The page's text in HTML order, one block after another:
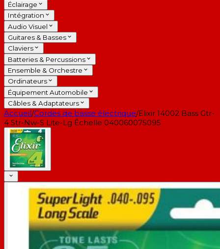
Éclairage
Intégration
Audio Visuel
Guitares & Basses
Claviers
Batteries & Percussions
Ensemble & Orchestre
Ordinateurs
Équipement Automobile
Câbles & Adaptateurs
Accueil/Cordes de basse électrique/Elixir 14002 Bass Gtr-
4 Str-Nw-S Lite-Lg Échelle 040060075095